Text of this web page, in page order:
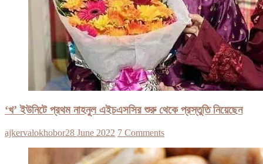
‘খ’ ইউনিটে প্রথম নাহনুল এইচএসসির শুরু থেকে প্রস্তুতি নিয়েছেন
ajkervalokhobor28 June 2022 7 Comments